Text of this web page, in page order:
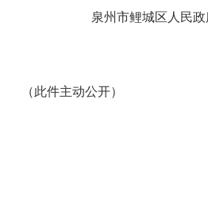
泉州市鲤城区人民
（此件主动公开）